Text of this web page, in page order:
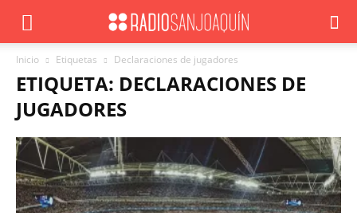
Inicio Etiquetas Declaraciones de jugadores
ETIQUETA: DECLARACIONES DE
JUGADORES